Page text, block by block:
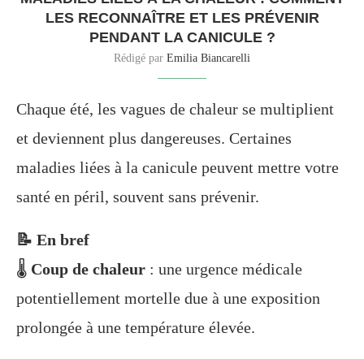
LES RECONNAÎTRE ET LES PRÉVENIR
PENDANT LA CANICULE ?
Rédigé par Emilia Biancarelli
Chaque été, les vagues de chaleur se multiplient
et deviennent plus dangereuses. Certaines
maladies liées à la canicule peuvent mettre votre
santé en péril, souvent sans prévenir.
📝 En bref
🌡️ Coup de chaleur : une urgence médicale
potentiellement mortelle due à une exposition
prolongée à une température élevée.